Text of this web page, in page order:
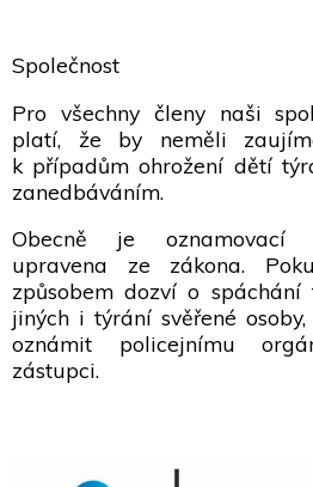
Společnost
Pro všechny členy naši
platí, že by neměli
k případům ohrožení dětí
zanedbáváním.
Obecně je oznamovací
upravena ze zákona.
způsobem dozví o
jiných i týrání svěřené
oznámit policejnímu
zástupci.